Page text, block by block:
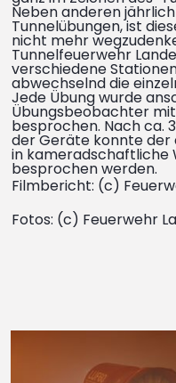
Neben anderen
Tunnelübungen, ist
nicht mehr
Tunnelfeuerwehr
verschiedene
abwechselnd die
Jede Übung wurde
Übungsbeobachter
besprochen. Nach ca.
der Geräte konnte
in kameradschaftliche
besprochen werden.
Filmbericht: (c)
Fotos: (c) Feuerwehr